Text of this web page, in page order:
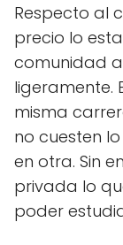
Respecto al
precio lo
comunidad
ligeramente.
misma
no cuesten
en otra. Sin
privada lo
poder